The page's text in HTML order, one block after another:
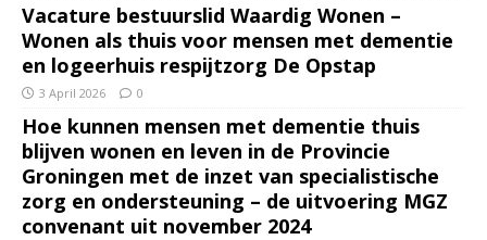
Vacature bestuurslid Waardig Wonen –
Wonen als thuis voor mensen met dementie
en logeerhuis respijtzorg De Opstap
3 April 2026 0
Hoe kunnen mensen met dementie thuis
blijven wonen en leven in de Provincie
Groningen met de inzet van specialistische
zorg en ondersteuning – de uitvoering MGZ
convenant uit november 2024